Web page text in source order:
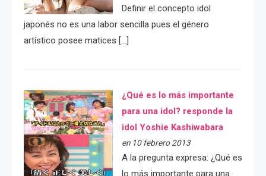
Definir el concepto idol
japonés no es una labor sencilla pues el género
artístico posee matices […]
¿Qué es lo más importante
para una idol? responde la
idol Yoshie Kashiwabara
en 10 febrero 2013
A la pregunta expresa: ¿Qué es
lo más importante para una